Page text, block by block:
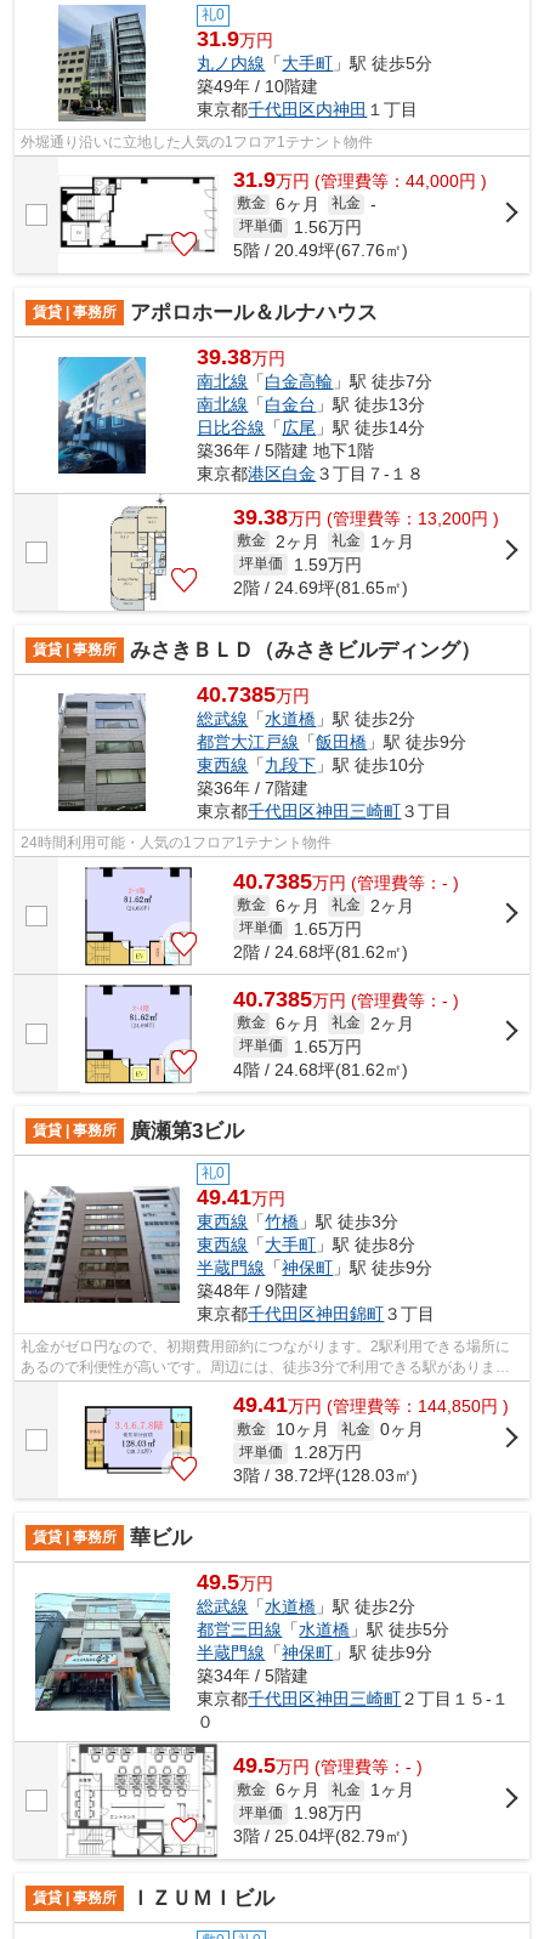
礼0
31.9万円
丸ノ内線 「大手町 」駅 徒歩5分
築49年 / 10階建
東京都千代田区内神田 １丁目
外堀通り沿いに立地した人気の1フロア1テナント物件
31.9万円 (管理費等：44,000円 )
敷金 6ヶ月 礼金 -
坪単価 1.56万円
5階 / 20.49坪(67.76㎡)
賃貸 | 事務所 アポロホール＆ルナハウス
39.38万円
南北線 「白金高輪 」駅 徒歩7分
南北線 「白金台 」駅 徒歩13分
日比谷線 「広尾 」駅 徒歩14分
築36年 / 5階建 地下1階
東京都港区白金 ３丁目７-１８
39.38万円 (管理費等：13,200円 )
敷金 2ヶ月 礼金 1ヶ月
坪単価 1.59万円
2階 / 24.69坪(81.65㎡)
賃貸 | 事務所 みさきＢＬＤ（みさきビルディング）
40.7385万円
総武線 「水道橋 」駅 徒歩2分
都営大江戸線 「飯田橋 」駅 徒歩9分
東西線 「九段下 」駅 徒歩10分
築36年 / 7階建
東京都千代田区神田三崎町３丁目
24時間利用可能・人気の1フロア1テナント物件
40.7385万円 (管理費等：- )
敷金 6ヶ月 礼金 2ヶ月
坪単価 1.65万円
2階 / 24.68坪(81.62㎡)
40.7385万円 (管理費等：- )
敷金 6ヶ月 礼金 2ヶ月
坪単価 1.65万円
4階 / 24.68坪(81.62㎡)
賃貸 | 事務所 廣瀬第3ビル
礼0
49.41万円
東西線 「竹橋 」駅 徒歩3分
東西線 「大手町 」駅 徒歩8分
半蔵門線 「神保町 」駅 徒歩9分
築48年 / 9階建
東京都千代田区神田錦町３丁目
礼金がゼロ円なので、初期費用節約につながります。2駅利用できる場所に
あるので利便性が高いです。周辺には、徒歩3分で利用できる駅がありま
49.41万円 (管理費等：144,850円 )
敷金 10ヶ月 礼金 0ヶ月
坪単価 1.28万円
3階 / 38.72坪(128.03㎡)
賃貸 | 事務所 華ビル
49.5万円
総武線 「水道橋 」駅 徒歩2分
都営三田線 「水道橋 」駅 徒歩5分
半蔵門線 「神保町 」駅 徒歩9分
築34年 / 5階建
東京都千代田区神田三崎町２丁目１５-１
０
49.5万円 (管理費等：- )
敷金 6ヶ月 礼金 1ヶ月
坪単価 1.98万円
3階 / 25.04坪(82.79㎡)
賃貸 | 事務所 ＩＺＵＭＩビル